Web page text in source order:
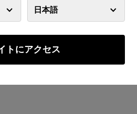
日本語
トにアクセス